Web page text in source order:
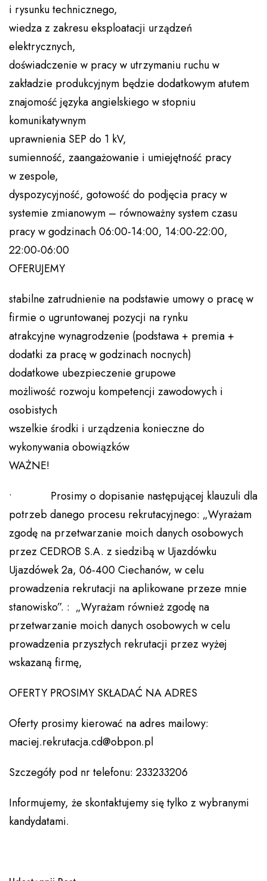
i rysunku technicznego,
wiedza z zakresu eksploatacji urządzeń
elektrycznych,
doświadczenie w pracy w utrzymaniu ruchu w
zakładzie produkcyjnym będzie dodatkowym atutem
znajomość języka angielskiego w stopniu
komunikatywnym
uprawnienia SEP do 1 kV,
sumienność, zaangażowanie i umiejętność pracy
w zespole,
dyspozycyjność, gotowość do podjęcia pracy w
systemie zmianowym – równoważny system czasu
pracy w godzinach 06:00-14:00, 14:00-22:00,
22:00-06:00
OFERUJEMY
stabilne zatrudnienie na podstawie umowy o pracę w
firmie o ugruntowanej pozycji na rynku
atrakcyjne wynagrodzenie (podstawa + premia +
dodatki za pracę w godzinach nocnych)
dodatkowe ubezpieczenie grupowe
możliwość rozwoju kompetencji zawodowych i
osobistych
wszelkie środki i urządzenia konieczne do
wykonywania obowiązków
WAŻNE!
• Prosimy o dopisanie następującej klauzuli dla
potrzeb danego procesu rekrutacyjnego: „Wyrażam
zgodę na przetwarzanie moich danych osobowych
przez CEDROB S.A. z siedzibą w Ujazdówku
Ujazdówek 2a, 06-400 Ciechanów, w celu
prowadzenia rekrutacji na aplikowane przeze mnie
stanowisko”. : „Wyrażam również zgodę na
przetwarzanie moich danych osobowych w celu
prowadzenia przyszłych rekrutacji przez wyżej
wskazaną firmę,
OFERTY PROSIMY SKŁADAĆ NA ADRES
Oferty prosimy kierować na adres mailowy:
maciej.rekrutacja.cd@obpon.pl
Szczegóły pod nr telefonu: 233233206
Informujemy, że skontaktujemy się tylko z wybranymi
kandydatami.